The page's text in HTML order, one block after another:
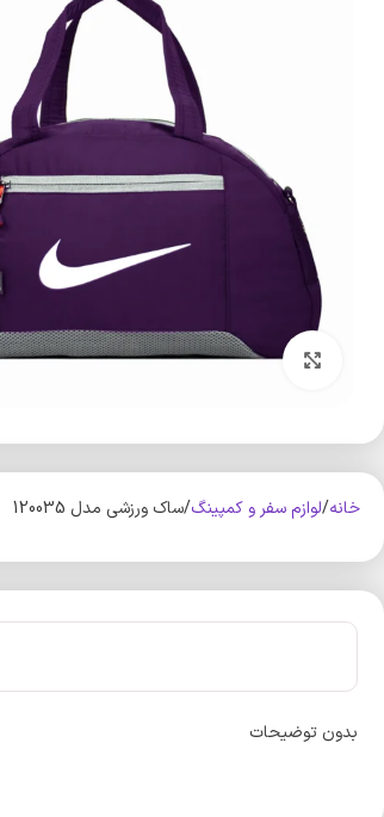
بزرگنمایی تصویر
خانه لوازم سفر و کمپینگ ساک ورزشی مدل 120035
بدون توضیحات